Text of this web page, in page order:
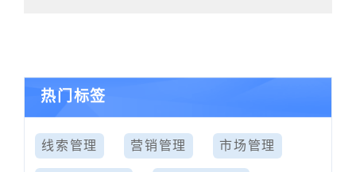
热门标签
线索管理 营销管理 市场管理